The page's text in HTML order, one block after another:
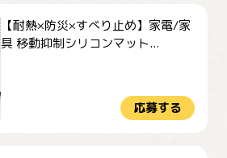
【耐熱×防災×すべり止め】家電/家
具 移動抑制シリコンマット...
応募する